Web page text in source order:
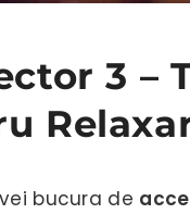
3 –
bucura de